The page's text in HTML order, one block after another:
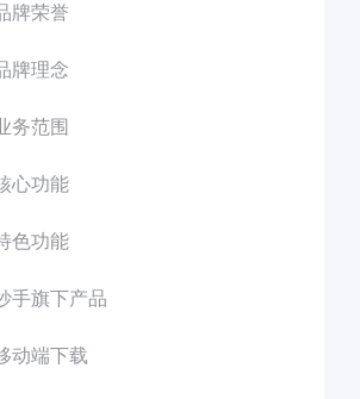
牌荣誉
牌理念
务范围
心功能
色功能
手旗下产品
动端下载